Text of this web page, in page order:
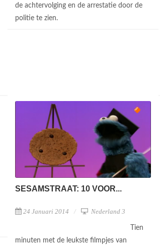
de achtervolging en de arrestatie door de
politie te zien.
SESAMSTRAAT: 10 VOOR...
24 Januari 2014 Nederland 3
Tien
minuten met de leukste filmpjes van